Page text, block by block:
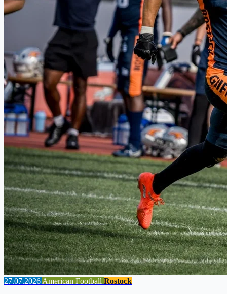
27.07.2026 American Football Rostock